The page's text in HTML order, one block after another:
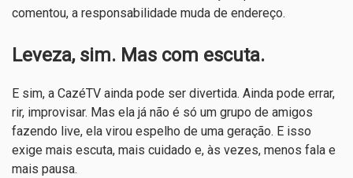
comentou, a responsabilidade muda de endereço.
Leveza, sim. Mas com escuta.
E sim, a CazéTV ainda pode ser divertida. Ainda pode errar,
rir, improvisar. Mas ela já não é só um grupo de amigos
fazendo live, ela virou espelho de uma geração. E isso
exige mais escuta, mais cuidado e, às vezes, menos fala e
mais pausa.